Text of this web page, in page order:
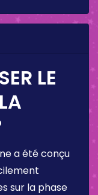
LE
a été conçu
sur la phase